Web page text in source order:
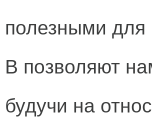
полезными
В позволяют
будучи на